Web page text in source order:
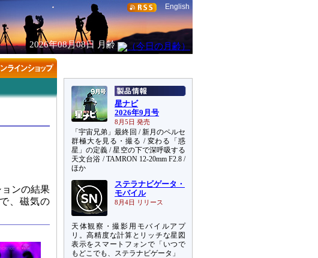
English
2026年08月08日 月齢
ンの結果
、磁気の
星ナビ
2026年9月号
8月5日 発売
「宇宙兄弟」最終回 / 新月のペルセ
群極大を見る・撮る / 変わる「惑
星」の定義 / 星空の下で深呼吸する
天文台浴 / TAMRON 12-20mm F2.8 /
ほか
ステラナビゲータ・
モバイル
8月4日 リリース
天体観察・撮影用モバイルアプ
リ。高精度な計算とリッチな星図
表示をスマートフォンで「いつで
もどこでも、ステラナビゲータ」